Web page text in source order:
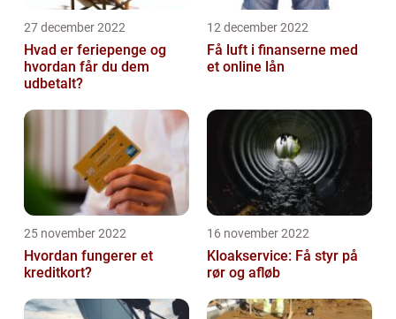
27 december 2022
Hvad er feriepenge og
hvordan får du dem
udbetalt?
12 december 2022
Få luft i finanserne med
et online lån
25 november 2022
Hvordan fungerer et
kreditkort?
16 november 2022
Kloakservice: Få styr på
rør og afløb